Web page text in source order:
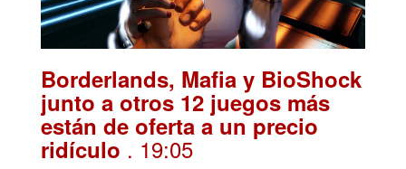
Borderlands, Mafia y BioShock
junto a otros 12 juegos más
están de oferta a un precio
ridículo . 19:05